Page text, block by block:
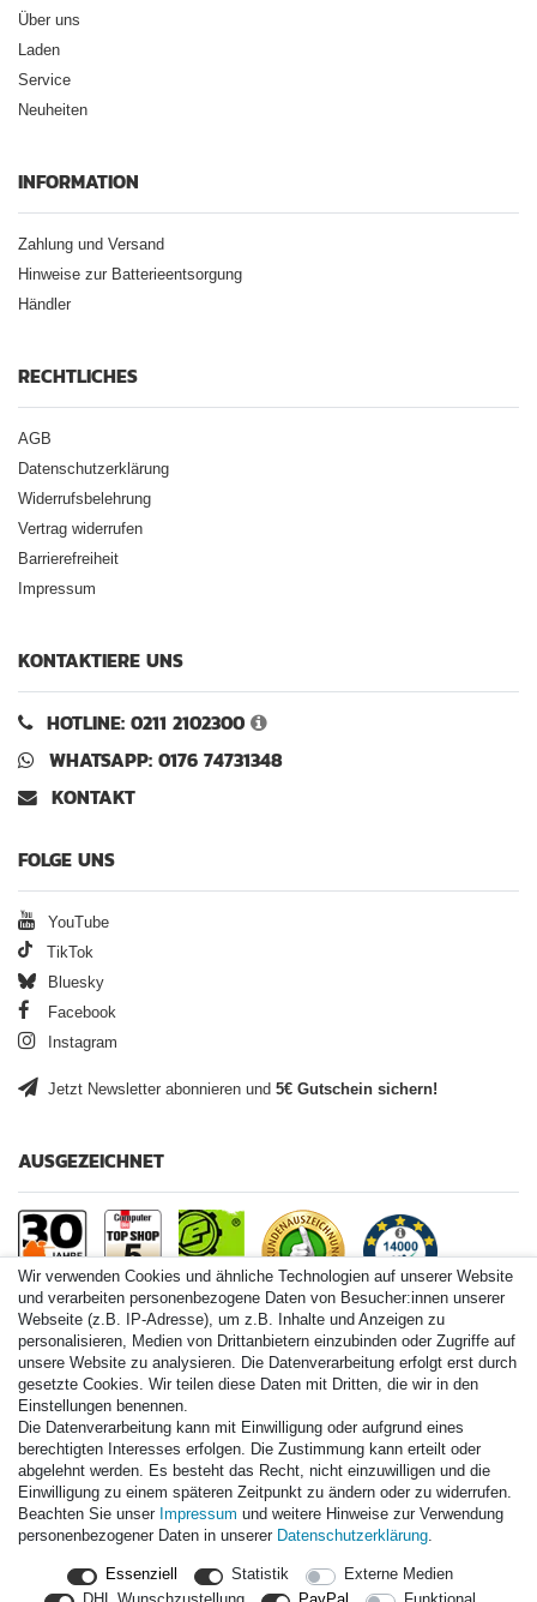
Über uns
Laden
Service
Neuheiten
INFORMATION
Zahlung und Versand
Hinweise zur Batterieentsorgung
Händler
RECHTLICHES
AGB
Datenschutzerklärung
Widerrufsbelehrung
Vertrag widerrufen
Barrierefreiheit
Impressum
KONTAKTIERE UNS
HOTLINE: 0211 2102300
WHATSAPP: 0176 74731348
KONTAKT
FOLGE UNS
YouTube
TikTok
Bluesky
Facebook
Instagram
Jetzt Newsletter abonnieren und 5€ Gutschein sichern!
AUSGEZEICHNET
Paintball.de World
Paintball Shop International
Spares Shop North America
* Alle Preise inkl. ges. MwSt. zzgl. Versandkosten
Zahlungsarten
Versand
Durchschnittliche Bewertung von paintball.debei Trustami:
Wir verwenden Cookies und ähnliche Technologien auf unserer Website
und verarbeiten personenbezogene Daten von Besucher:innen unserer
Webseite (z.B. IP-Adresse), um z.B. Inhalte und Anzeigen zu
personalisieren, Medien von Drittanbietern einzubinden oder Zugriffe auf
unsere Website zu analysieren. Die Datenverarbeitung erfolgt erst durch
gesetzte Cookies. Wir teilen diese Daten mit Dritten, die wir in den
Einstellungen benennen.
Die Datenverarbeitung kann mit Einwilligung oder aufgrund eines
berechtigten Interesses erfolgen. Die Zustimmung kann erteilt oder
abgelehnt werden. Es besteht das Recht, nicht einzuwilligen und die
Einwilligung zu einem späteren Zeitpunkt zu ändern oder zu widerrufen.
Beachten Sie unser Impressum und weitere Hinweise zur Verwendung
personenbezogener Daten in unserer Daten­schutz­erklärung.
Essenziell Statistik
Externe Medien